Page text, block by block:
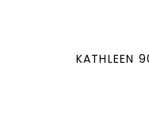
KATHLEEN